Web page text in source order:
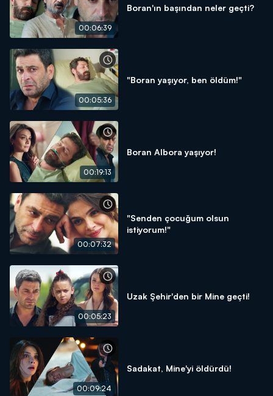
00:06:39
Boran'ın başından neler geçti?
00:05:36
"Boran yaşıyor, ben öldüm!"
00:19:13
Boran Albora yaşıyor!
00:07:32
"Senden çocuğum olsun
istiyorum!"
00:05:23
Uzak Şehir'den bir Mine geçti!
00:09:24
Sadakat, Mine'yi öldürdü!